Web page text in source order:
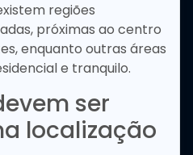
regiões
próximas ao centro
enquanto outras áreas
e tranquilo.
ser
localização